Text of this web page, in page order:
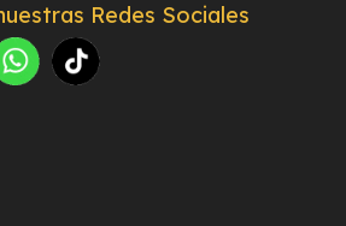
Redes Sociales